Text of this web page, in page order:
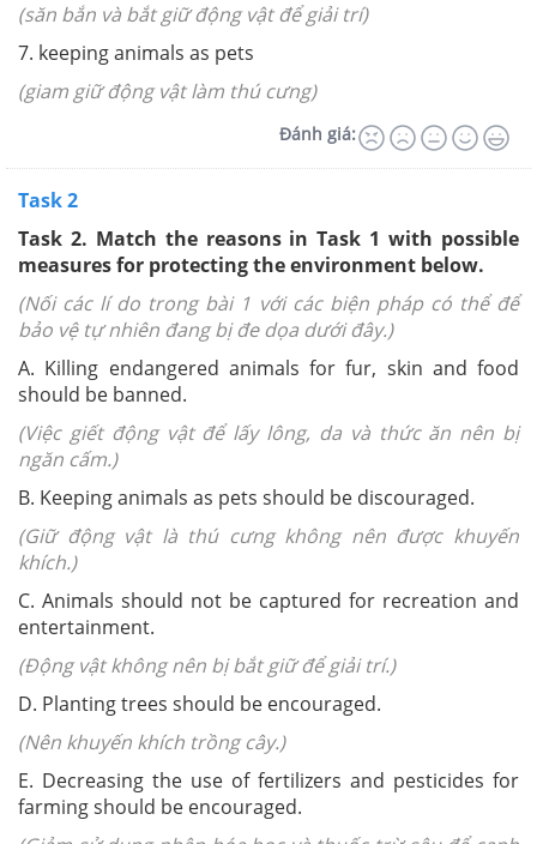
(săn bắn và bắt giữ động vật để giải trí)
7. keeping animals as pets
(giam giữ động vật làm thú cưng)
Đánh giá:
Task 2
Task 2. Match the reasons in Task 1 with possible
measures for protecting the environment below.
(Nối các lí do trong bài 1 với các biện pháp có thể để
bảo vệ tự nhiên đang bị đe dọa dưới đây.)
A. Killing endangered animals for fur, skin and food
should be banned.
(Việc giết động vật để lấy lông, da và thức ăn nên bị
ngăn cấm.)
B. Keeping animals as pets should be discouraged.
(Giữ động vật là thú cưng không nên được khuyến
khích.)
C. Animals should not be captured for recreation and
entertainment.
(Động vật không nên bị bắt giữ để giải trí.)
D. Planting trees should be encouraged.
(Nên khuyến khích trồng cây.)
E. Decreasing the use of fertilizers and pesticides for
farming should be encouraged.